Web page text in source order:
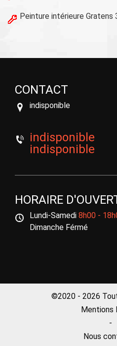
Peinture intérieure Gratens
CONTACT
indisponible
indisponible
indisponible
HORAIRE
Lundi-Samedi 8h00 -
Dimanche Férmé
©2020 - 2026
Mentions
-
Nous